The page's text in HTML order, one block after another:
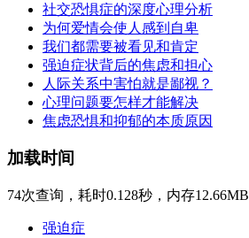
社交恐惧症的深度心理分析
为何爱情会使人感到自卑
我们都需要被看见和肯定
强迫症状背后的焦虑和担心
人际关系中害怕就是鄙视？
心理问题要怎样才能解决
焦虑恐惧和抑郁的本质原因
加载时间
74次查询，耗时0.128秒，内存12.66MB
强迫症